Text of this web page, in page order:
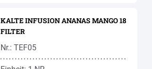
KALTE INFUSION ANANAS MANGO 18
FILTER
Nr.: TEF05